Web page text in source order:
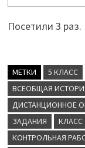
Посетили 3 раз.
МЕТКИ 5 КЛАСС
ВСЕОБЩАЯ
ДИСТАНЦИОННОЕ
ЗАДАНИЯ
КЛАСС
КОНТРОЛЬНАЯ